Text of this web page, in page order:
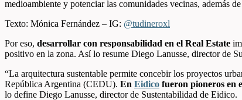
medioambiente y potenciar las comunidades vecinas, además
Texto: Mónica Fernández – IG: @tudineroxl
Por eso, desarrollar con responsabilidad en el Real Estate
positivo en la zona. Así lo resume Diego Lanusse, director de
“La arquitectura sustentable permite concebir los proyectos
República Argentina (CEDU). En Eidico fueron pioneros en
lo define Diego Lanusse, director de Sustentabilidad de Eidico.